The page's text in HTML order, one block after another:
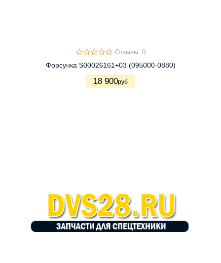
Отзывы: 0
Форсунка S00026161+03 (095000-0880)
18 900руб